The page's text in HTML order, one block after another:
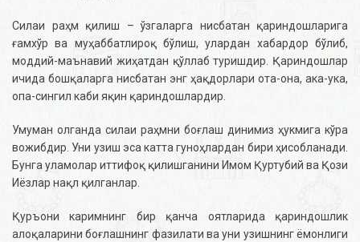
Силаи раҳм қилиш – ўзгаларга нисбатан қариндошларига
ғамхўр ва муҳаббатлироқ бўлиш, улардан хабардор бўлиб,
моддий-маънавий жиҳатдан қўллаб туришдир. Қариндошлар
ичида бошқаларга нисбатан энг ҳақдорлари ота-она, ака-ука,
опа-сингил каби яқин қариндошлардир.
Умуман олганда силаи раҳмни боғлаш динимиз ҳукмига кўра
вожибдир. Уни узиш эса катта гуноҳлардан бири ҳисобланади.
Бунга уламолар иттифоқ қилишганини Имом Қуртубий ва Қози
Иёзлар нақл қилганлар.
Қуръони каримнинг бир қанча оятларида қариндошлик
алоқаларини боғлашнинг фазилати ва уни узишнинг ёмонлиги